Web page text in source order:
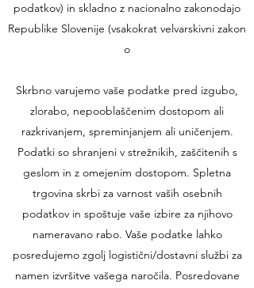
podatkov) in skladno z nacionalno zakonodajo
Republike Slovenije (vsakokrat velvarskivni zakon
o
Skrbno varujemo vaše podatke pred izgubo,
zlorabo, nepooblaščenim dostopom ali
razkrivanjem, spreminjanjem ali uničenjem.
Podatki so shranjeni v strežnikih, zaščitenih s
geslom in z omejenim dostopom. Spletna
trgovina skrbi za varnost vaših osebnih
podatkov in spoštuje vaše izbire za njihovo
nameravano rabo. Vaše podatke lahko
posredujemo zgolj logistični/dostavni službi za
namen izvršitve vašega naročila. Posredovane